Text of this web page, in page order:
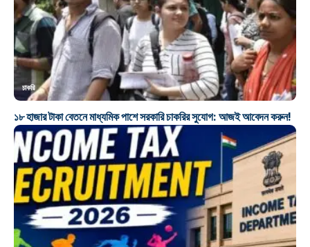
চাকরি
১৮ হাজার টাকা বেতনে মাধ্যমিক পাশে সরকারি চাকরির সুযোগ: আজই আবেদন করুন!